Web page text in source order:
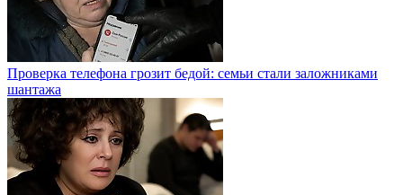
Проверка телефона грозит бедой: семьи стали заложниками
шантажа